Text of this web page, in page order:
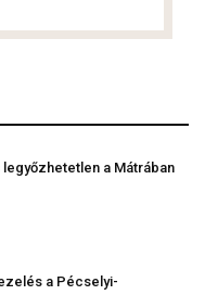
a Mátrában
a Pécselyi-